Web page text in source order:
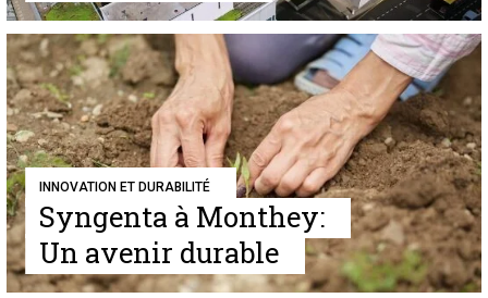
INNOVATION ET DURABILITÉ
Syngenta à Monthey:
Un avenir durable